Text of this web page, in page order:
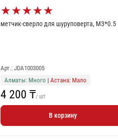
★★★★★
метчик-сверло для шуруповерта, M3*0.5
Арт.: JDA1003005
Алматы: Много |Астана: Мало
4 200 ₸/ шт
В корзину